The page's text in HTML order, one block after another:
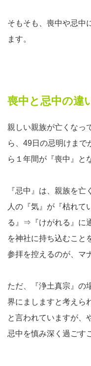
そもそも、喪中や忌中
ます。
喪中と忌中の違
親しい親族が亡くなっ
ら、49日の忌明けまで
ら１年間が『喪中』と
『忌中』は、親族を
人の『気』が『枯れて
る』⇒『けがれる』に
を神社に持ち込むこと
参拝を控えるのが、マ
ただ、『浄土真宗』の
界にましますと考えら
と言われていますが、
忌中を慎み深く過ごす